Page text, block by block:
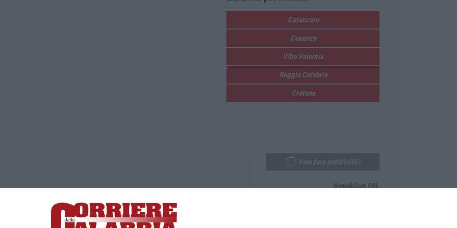
Catanzaro
Cosenza
Vibo Valentia
Reggio Calabria
Crotone
Lamezia Terme (CZ)
responsabile Paola Militano |Privacy
News&Com SRL